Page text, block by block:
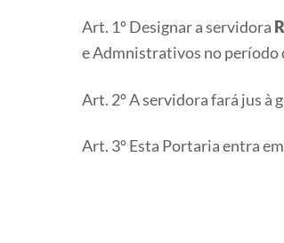
Art. 1º Designar a servidora
e Admnistrativos no período
Art. 2º A servidora fará jus à
​​​​​​​Art. 3º Esta Portaria entra